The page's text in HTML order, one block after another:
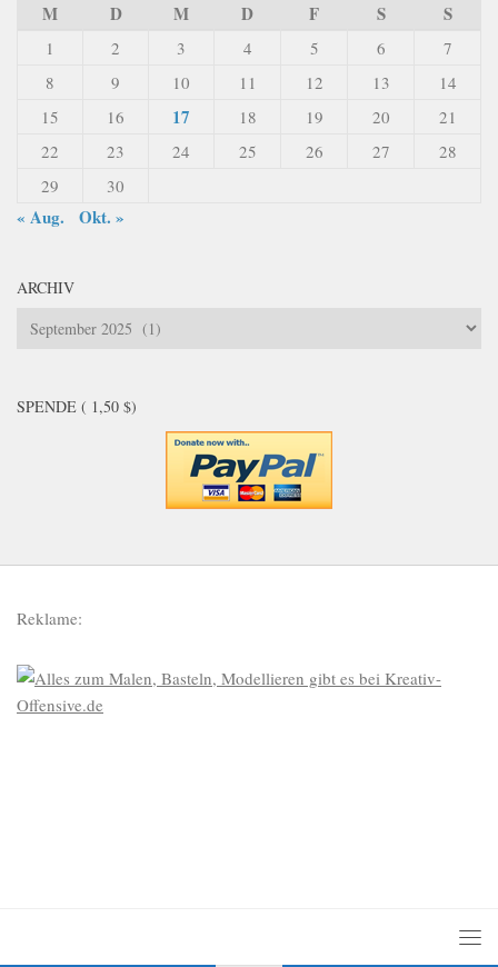
M D M D F S S
1 2 3 4 5 6
7
8
9 10 11 12 13
14
15
16 17 18 19 20
21
22
23 24 25 26 27
28
29
30
« Aug. Okt. »
ARCHIV
Archiv
SPENDE ( 1,50 $)
Reklame: